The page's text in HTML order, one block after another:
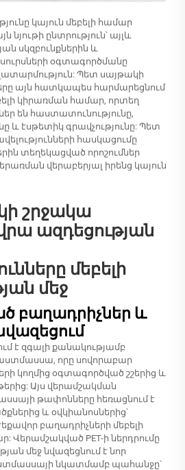
կայուն մեբելի համար
նյութի ընտրություն՝ այլև
սկզբունքներին և
օգտագործմանը
Պետ սայթակի
այն հատկապես հարմարեցնում
կիրառման համար, որտեղ
են հաստատունությունը,
և էսթետիկ գրավչությունը: Պետ
հասկացումը
տեղեկացված որոշումներ
վերաբերյալ իրենց կայուն
շրջակա
ազդեցության
մեբելի
մեջ
բաղադրիչներ և
է զգալի քանակությամբ
որը սովորաբար
կողմից օգտագործված շշերից և
Այս վերամշակման
թափոնները հեռացնում է
և օվկիանոսներից՝
բաղադրիչների մեբելի
Վերամշակված PET-ի ներդրումը
մեջ նվազեցնում է նոր
նկատմամբ պահանջը՝